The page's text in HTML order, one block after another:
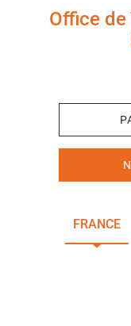
Office
FRANCE